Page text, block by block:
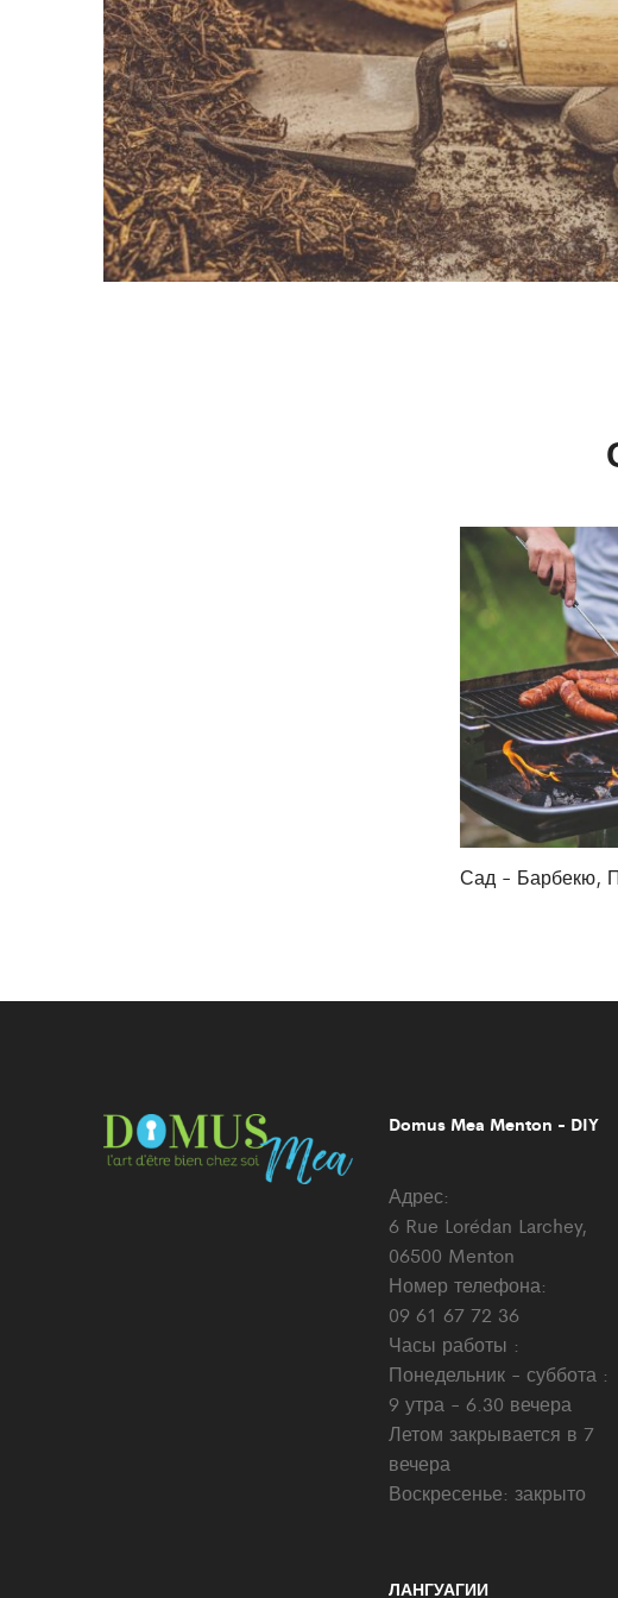
Сад - Барбекю,
Domus Mea Menton - DIY
Адрес:
6 Rue Lorédan Larchey,
06500 Menton
Номер телефона:
09 61 67 72 36
Часы работы :
Понедельник - суббота :
9 утра - 6.30 вечера
Летом закрывается в 7
вечера
Воскресенье: закрыто
ЛАНГУАГИИ